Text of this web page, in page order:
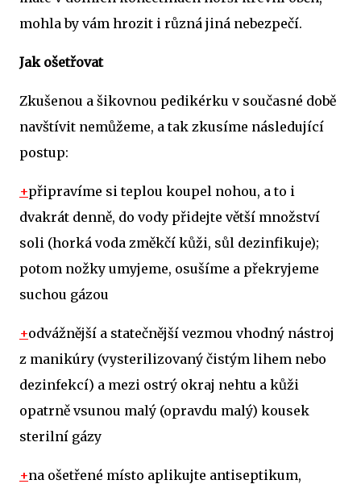
mohla by vám hrozit i různá jiná nebezpečí.
Jak ošetřovat
Zkušenou a šikovnou pedikérku v současné době
navštívit nemůžeme, a tak zkusíme následující
postup:
+připravíme si teplou koupel nohou, a to i
dvakrát denně, do vody přidejte větší množství
soli (horká voda změkčí kůži, sůl dezinfikuje);
potom nožky umyjeme, osušíme a překryjeme
suchou gázou
+odvážnější a statečnější vezmou vhodný nástroj
z manikúry (vysterilizovaný čistým lihem nebo
dezinfekcí) a mezi ostrý okraj nehtu a kůži
opatrně vsunou malý (opravdu malý) kousek
sterilní gázy
+na ošetřené místo aplikujte antiseptikum,